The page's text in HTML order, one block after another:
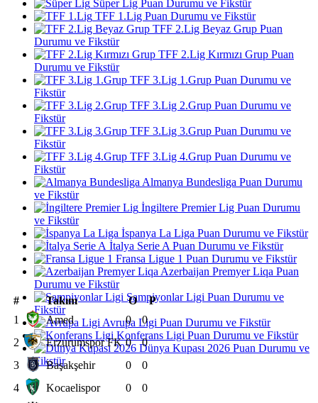
Süper Lig Puan Durumu ve Fikstür
TFF 1.Lig Puan Durumu ve Fikstür
TFF 2.Lig Beyaz Grup Puan
Durumu ve Fikstür
TFF 2.Lig Kırmızı Grup Puan
Durumu ve Fikstür
TFF 3.Lig 1.Grup Puan Durumu ve
Fikstür
TFF 3.Lig 2.Grup Puan Durumu ve
Fikstür
TFF 3.Lig 3.Grup Puan Durumu ve
Fikstür
TFF 3.Lig 4.Grup Puan Durumu ve
Fikstür
Almanya Bundesliga Puan Durumu
ve Fikstür
İngiltere Premier Lig Puan Durumu
ve Fikstür
İspanya La Liga Puan Durumu ve Fikstür
İtalya Serie A Puan Durumu ve Fikstür
Fransa Ligue 1 Puan Durumu ve Fikstür
Azerbaijan Premyer Liqa Puan
Durumu ve Fikstür
Şampiyonlar Ligi Puan Durumu ve
Fikstür
Avrupa Ligi Puan Durumu ve Fikstür
Konferans Ligi Puan Durumu ve Fikstür
Dünya Kupası 2026 Puan Durumu ve
Fikstür
# Takım O
P
1
Amed 0
0
2
Erzurumspor FK 0
0
3
Başakşehir 0
0
4
Kocaelispor 0
0